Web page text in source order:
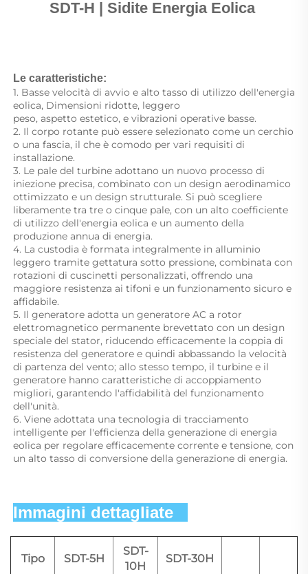
SDT-H | Sidite Energia Eolica
Le caratteristiche:
1. Basse velocità di avvio e alto tasso di utilizzo dell'energia
eolica, Dimensioni ridotte, leggero
peso, aspetto estetico, e vibrazioni operative basse.
2. Il corpo rotante può essere selezionato come un cerchio
o una fascia, il che è comodo per vari requisiti di
installazione.
3. Le pale del turbine adottano un nuovo processo di
iniezione precisa, combinato con un design aerodinamico
ottimizzato e un design strutturale. Si può scegliere
liberamente tra tre o cinque pale, con un alto coefficiente
di utilizzo dell'energia eolica e un aumento della
produzione annua di energia.
4. La custodia è formata integralmente in alluminio
leggero tramite gettatura sotto pressione, combinata con
rotazioni di cuscinetti personalizzati, offrendo una
maggiore resistenza ai tifoni e un funzionamento sicuro e
affidabile.
5. Il generatore adotta un generatore AC a rotor
elettromagnetico permanente brevettato con un design
speciale del stator, riducendo efficacemente la coppia di
resistenza del generatore e quindi abbassando la velocità
di partenza del vento; allo stesso tempo, il turbine e il
generatore hanno caratteristiche di accoppiamento
migliori, garantendo l'affidabilità del funzionamento
dell'unità.
6. Viene adottata una tecnologia di tracciamento
intelligente per l'efficienza della generazione di energia
eolica per regolare efficacemente corrente e tensione, con
un alto tasso di conversione della generazione di energia.
Immagini dettagliate
Tipo SDT-5H
SDT-
10H
SDT-30H